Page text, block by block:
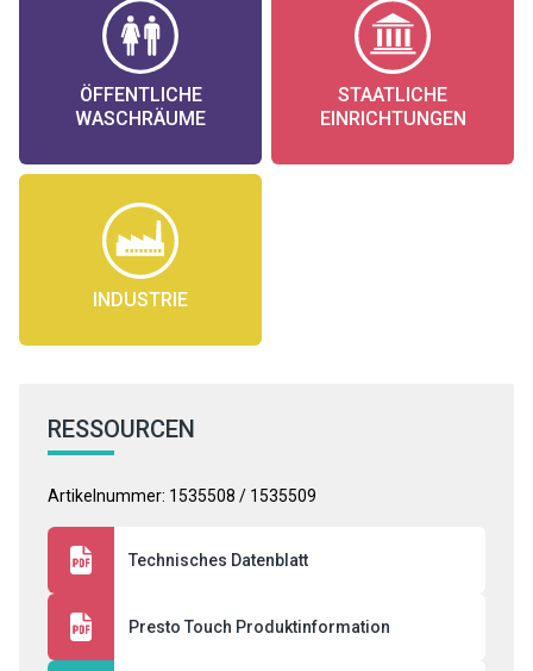
ÖFFENTLICHE
WASCHRÄUME
STAATLICHE
EINRICHTUNGEN
INDUSTRIE
RESSOURCEN
Artikelnummer: 1535508 / 1535509
Technisches Datenblatt
Presto Touch Produktinformation